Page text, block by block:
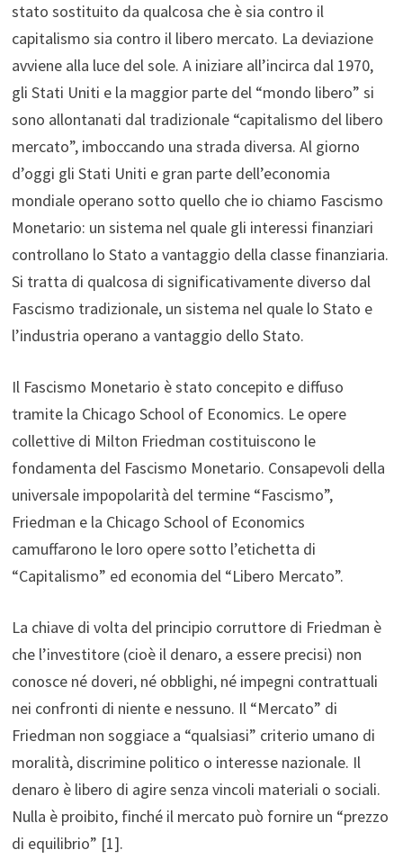
stato sostituito da qualcosa che è sia contro il
capitalismo sia contro il libero mercato. La deviazione
avviene alla luce del sole. A iniziare all’incirca dal 1970,
gli Stati Uniti e la maggior parte del “mondo libero” si
sono allontanati dal tradizionale “capitalismo del libero
mercato”, imboccando una strada diversa. Al giorno
d’oggi gli Stati Uniti e gran parte dell’economia
mondiale operano sotto quello che io chiamo Fascismo
Monetario: un sistema nel quale gli interessi finanziari
controllano lo Stato a vantaggio della classe finanziaria.
Si tratta di qualcosa di significativamente diverso dal
Fascismo tradizionale, un sistema nel quale lo Stato e
l’industria operano a vantaggio dello Stato.
Il Fascismo Monetario è stato concepito e diffuso
tramite la Chicago School of Economics. Le opere
collettive di Milton Friedman costituiscono le
fondamenta del Fascismo Monetario. Consapevoli della
universale impopolarità del termine “Fascismo”,
Friedman e la Chicago School of Economics
camuffarono le loro opere sotto l’etichetta di
“Capitalismo” ed economia del “Libero Mercato”.
La chiave di volta del principio corruttore di Friedman è
che l’investitore (cioè il denaro, a essere precisi) non
conosce né doveri, né obblighi, né impegni contrattuali
nei confronti di niente e nessuno. Il “Mercato” di
Friedman non soggiace a “qualsiasi” criterio umano di
moralità, discrimine politico o interesse nazionale. Il
denaro è libero di agire senza vincoli materiali o sociali.
Nulla è proibito, finché il mercato può fornire un “prezzo
di equilibrio” [1].